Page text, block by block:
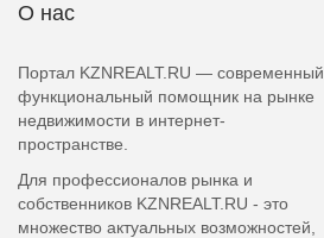
О нас
Портал KZNREALT.RU — современный
функциональный помощник на рынке
недвижимости в интернет-
пространстве.
Для профессионалов рынка и
собственников KZNREALT.RU - это
множество актуальных возможностей,